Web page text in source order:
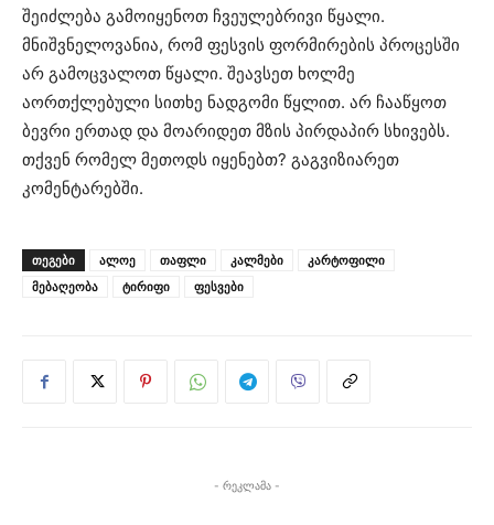
შეიძლება გამოიყენოთ ჩვეულებრივი წყალი.
მნიშვნელოვანია, რომ ფესვის ფორმირების პროცესში
არ გამოცვალოთ წყალი. შეავსეთ ხოლმე
აორთქლებული სითხე ნადგომი წყლით. არ ჩააწყოთ
ბევრი ერთად და მოარიდეთ მზის პირდაპირ სხივებს.
თქვენ რომელ მეთოდს იყენებთ? გაგვიზიარეთ
კომენტარებში.
ᲗᲔᲒᲔᲑᲘ ალოე თაფლი კალმები
კარტოფილი
მებაღეობა
ტირიფი ფესვები
- რეკლამა -